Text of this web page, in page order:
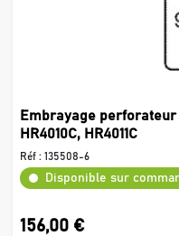
Embrayage perforateur
HR4010C, HR4011C
Réf : 135508-6
Disponible sur
156,00 €